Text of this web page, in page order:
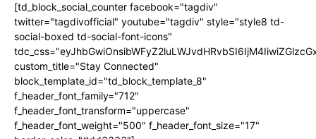
[td_block_social_counter facebook="tagdiv"
twitter="tagdivofficial" youtube="tagdiv" style="style8 td-
social-boxed td-social-font-icons"
custom_title="Stay Connected"
block_template_id="td_block_template_8"
f_header_font_family="712"
f_header_font_transform="uppercase"
f_header_font_weight="500" f_header_font_size="17"